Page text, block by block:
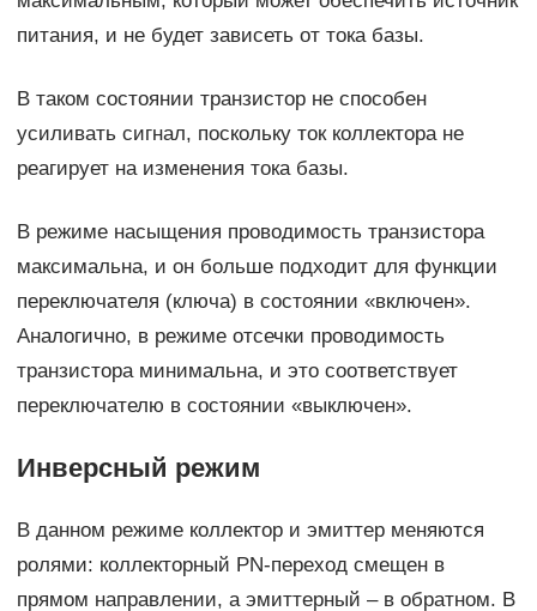
питания, и не будет зависеть от тока базы.
В таком состоянии транзистор не способен
усиливать сигнал, поскольку ток коллектора не
реагирует на изменения тока базы.
В режиме насыщения проводимость транзистора
максимальна, и он больше подходит для функции
переключателя (ключа) в состоянии «включен».
Аналогично, в режиме отсечки проводимость
транзистора минимальна, и это соответствует
переключателю в состоянии «выключен».
Инверсный режим
В данном режиме коллектор и эмиттер меняются
ролями: коллекторный PN-переход смещен в
прямом направлении, а эмиттерный – в обратном. В